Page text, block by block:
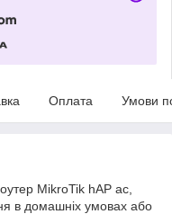
Оплата Умови
MikroTik hAP ac,
в домашніх умовах або